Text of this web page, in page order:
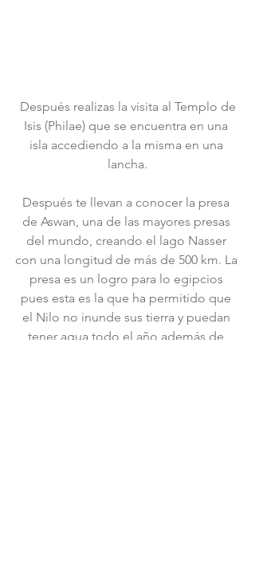
Isis (Philae) que se encuentra en una
isla accediendo a la misma en una
lancha.
Después te llevan a conocer la presa
de Aswan, una de las mayores presas
del mundo, creando el lago Nasser
con una longitud de más de 500 km. La
presa es un logro para lo egipcios
pues esta es la que ha permitido que
el Nilo no inunde sus tierra y puedan
tener agua todo el año además de